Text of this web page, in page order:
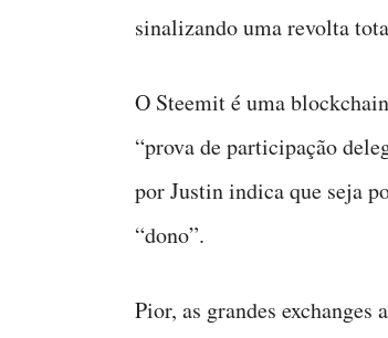
sinalizando uma revolta
O Steemit é uma
“prova de participação
por Justin indica que seja
“dono”.
Pior, as grandes exchanges